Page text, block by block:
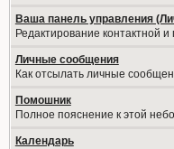
Ваша панель управления
Редактирование контактной
Личные сообщения
Как отсылать личные
Помошник
Полное пояснение к этой
Календарь